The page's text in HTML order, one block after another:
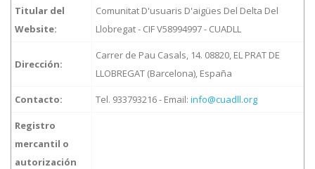
Titular del
Website:
Comunitat D'usuaris D'aigües Del Delta Del
Llobregat - CIF V58994997 - CUADLL
Dirección:
Carrer de Pau Casals, 14. 08820, EL PRAT DE
LLOBREGAT (Barcelona), España
Contacto: Tel. 933793216 - Email: info@cuadll.org
Registro
mercantil o
autorización